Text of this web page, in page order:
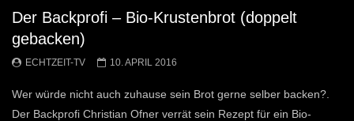
Der Backprofi – Bio-Krustenbrot (doppelt
gebacken)
ECHTZEIT-TV 10. APRIL 2016
Wer würde nicht auch zuhause sein Brot gerne selber backen?.
Der Backprofi Christian Ofner verrät sein Rezept für ein Bio-